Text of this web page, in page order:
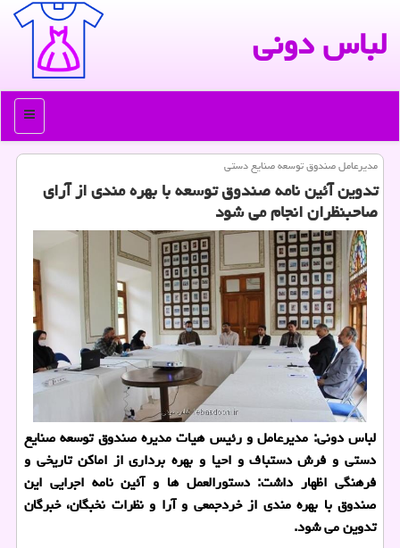
لباس دونی
منو
مدیرعامل صندوق توسعه صنایع دستی
تدوین آئین نامه صندوق توسعه با بهره مندی از آرای
صاحبنظران انجام می شود
لباس دونی: مدیرعامل و رئیس هیات مدیره صندوق توسعه صنایع
دستی و فرش دستباف و احیا و بهره برداری از اماكن تاریخی و
فرهنگی اظهار داشت: دستورالعمل ها و آئین نامه اجرایی این
صندوق با بهره مندی از خردجمعی و آرا و نظرات نخبگان، خبرگان
تدوین می شود.